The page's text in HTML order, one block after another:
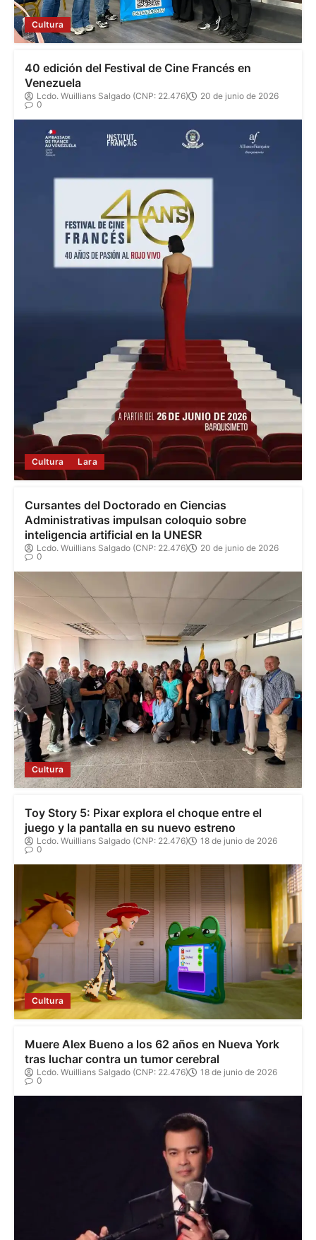
Cultura
Cultura Lara
40 edición del Festival de Cine Francés en
Venezuela
Lcdo. Wuillians Salgado (CNP: 22.476)
20 de junio de 2026
0
Cultura
Cursantes del Doctorado en Ciencias
Administrativas impulsan coloquio sobre
inteligencia artificial en la UNESR
Lcdo. Wuillians Salgado (CNP: 22.476)
20 de junio de 2026
0
Cultura
Toy Story 5: Pixar explora el choque entre el
juego y la pantalla en su nuevo estreno
Lcdo. Wuillians Salgado (CNP: 22.476)
18 de junio de 2026
0
Muere Alex Bueno a los 62 años en Nueva York
tras luchar contra un tumor cerebral
Lcdo. Wuillians Salgado (CNP: 22.476)
18 de junio de 2026
0